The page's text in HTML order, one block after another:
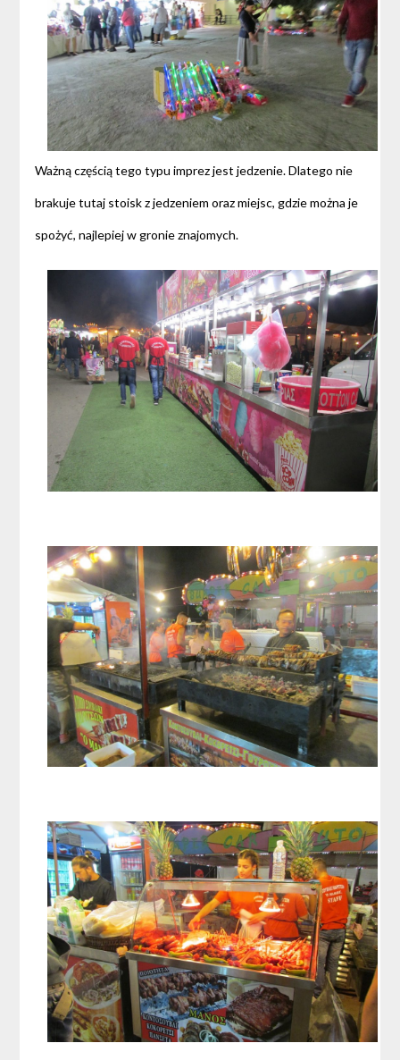
Ważną częścią tego typu imprez jest jedzenie. Dlatego nie
brakuje tutaj stoisk z jedzeniem oraz miejsc, gdzie można je
spożyć, najlepiej w gronie znajomych.